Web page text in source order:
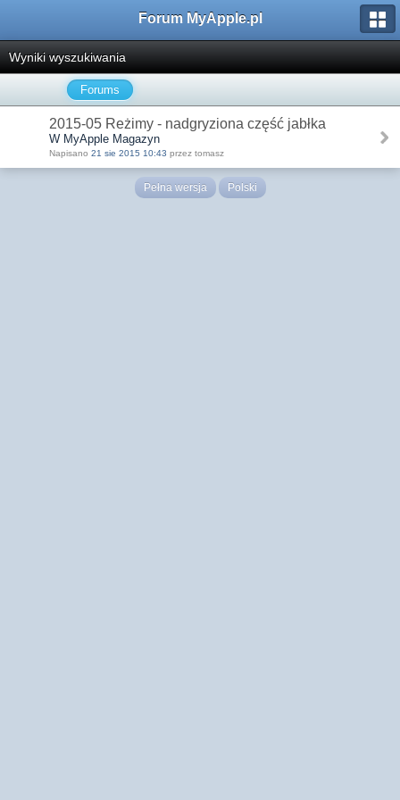
Forum MyApple.pl
Wyniki wyszukiwania
Forums
2015-05 Reżimy - nadgryziona część jabłka
W MyApple Magazyn
Napisano 21 sie 2015 10:43 przez tomasz
Pełna wersja Polski